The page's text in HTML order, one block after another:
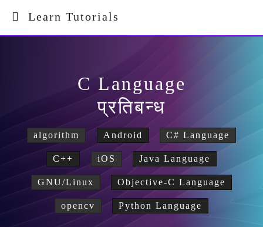
Learn Tutorials
C Language
प्रतिबन्ध
algorithm Android C# Language
C++ iOS Java Language
GNU/Linux Objective-C Language
opencv Python Language